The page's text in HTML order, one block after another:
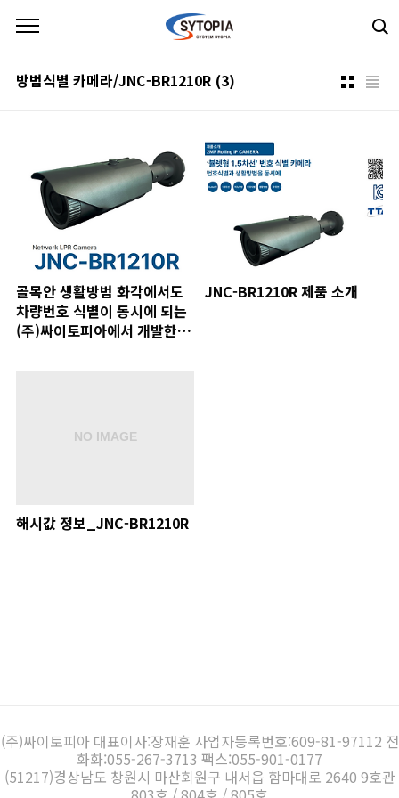
방범식별 카메라/JNC-BR1210R (3)
골목안 생활방범 화각에서도
차량번호 식별이 동시에 되는
(주)싸이토피아에서 개발한 뷸
JNC-BR1210R 제품 소개
해시값 정보_JNC-BR1210R
(주)싸이토피아 대표이사:장재훈 사업자등록번호:609-81-97112 전
화화:055-267-3713 팩스:055-901-0177
(51217)경상남도 창원시 마산회원구 내서읍 함마대로 2640 9호관